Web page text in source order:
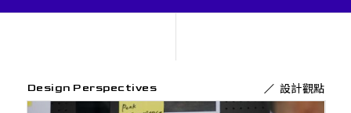
Design Perspectives 設計觀點